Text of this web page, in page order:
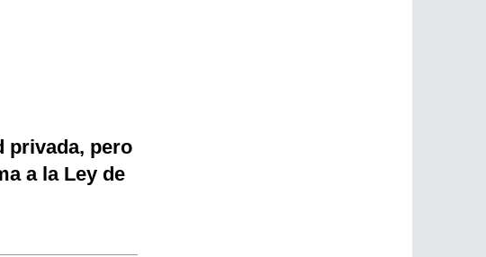
privada, pero
a la Ley de